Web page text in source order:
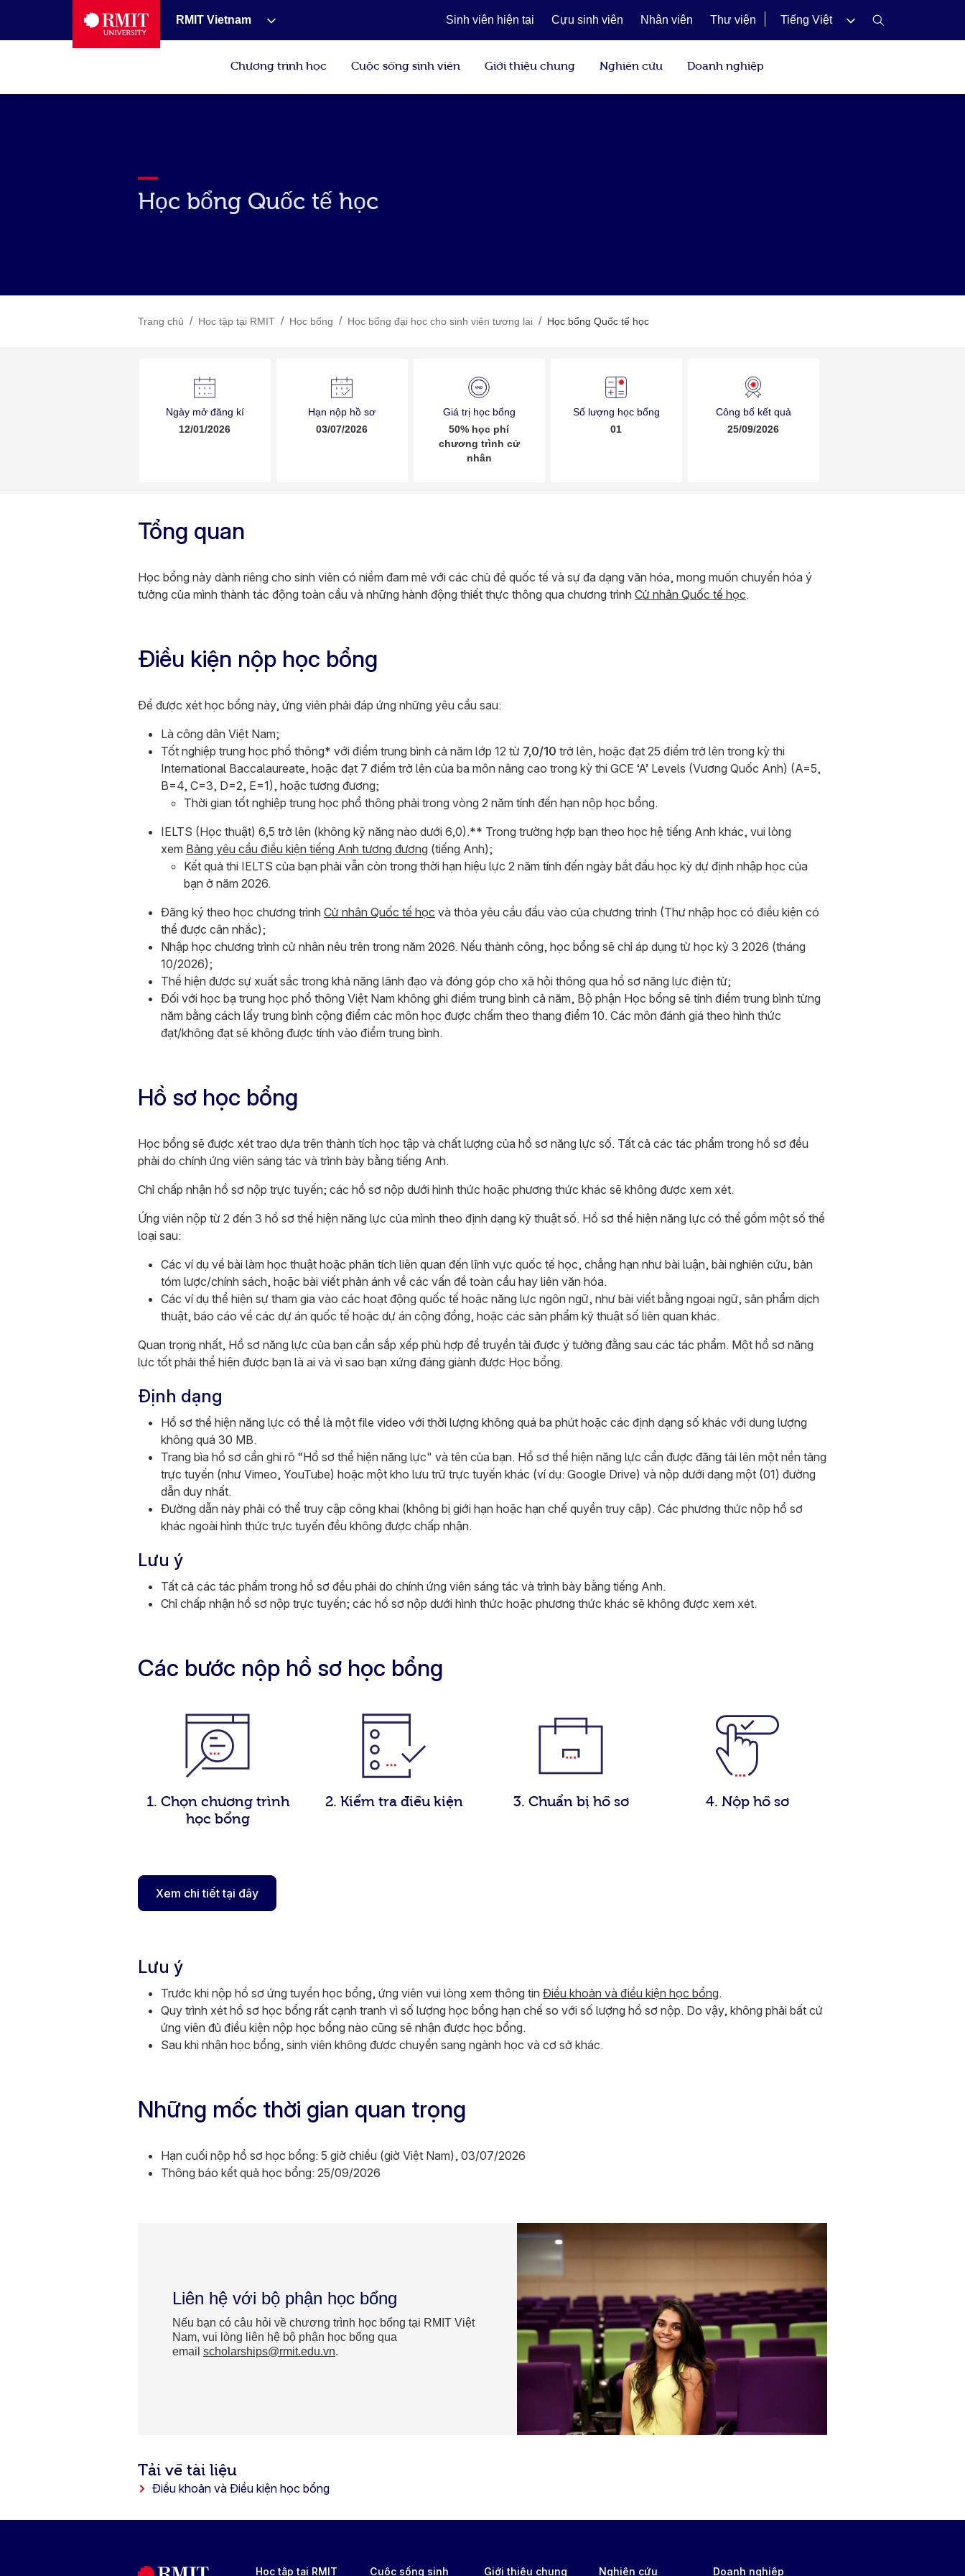
RMIT Vietnam Sinh viên hiện tại Cựu sinh viên Nhân viên Thư viện Tiếng Việt
Chương trình học Cuộc sống sinh viên Giới thiệu chung Nghiên cứu Doanh nghiệp
Học bổng Quốc tế học
Trang chủ / Học tập tại RMIT / Học bổng / Học bổng đại học cho sinh viên tương lai / Học bổng Quốc tế học
Ngày mở đăng kí
12/01/2026
Hạn nộp hồ sơ
03/07/2026
Giá trị học bổng
50% học phí
chương trình cử
nhân
Số lượng học bổng
01
Công bố kết quả
25/09/2026
Tổng quan
Học bổng này dành riêng cho sinh viên có niềm đam mê với các chủ đề quốc tế và sự đa dạng văn hóa, mong muốn chuyển hóa ý
tưởng của mình thành tác động toàn cầu và những hành động thiết thực thông qua chương trình Cử nhân Quốc tế học.
Điều kiện nộp học bổng
Để được xét học bổng này, ứng viên phải đáp ứng những yêu cầu sau:
Là công dân Việt Nam;
Tốt nghiệp trung học phổ thông* với điểm trung bình cả năm lớp 12 từ 7,0/10 trở lên, hoặc đạt 25 điểm trở lên trong kỳ thi
International Baccalaureate, hoặc đạt 7 điểm trở lên của ba môn nâng cao trong kỳ thi GCE ‘A’ Levels (Vương Quốc Anh) (A=5,
B=4, C=3, D=2, E=1), hoặc tương đương;
Thời gian tốt nghiệp trung học phổ thông phải trong vòng 2 năm tính đến hạn nộp học bổng.
IELTS (Học thuật) 6,5 trở lên (không kỹ năng nào dưới 6,0).** Trong trường hợp bạn theo học hệ tiếng Anh khác, vui lòng
xem Bảng yêu cầu điều kiện tiếng Anh tương đương (tiếng Anh);
Kết quả thi IELTS của bạn phải vẫn còn trong thời hạn hiệu lực 2 năm tính đến ngày bắt đầu học kỳ dự định nhập học của
bạn ở năm 2026.
Đăng ký theo học chương trình Cử nhân Quốc tế học và thỏa yêu cầu đầu vào của chương trình (Thư nhập học có điều kiện có
thể được cân nhắc);
Nhập học chương trình cử nhân nêu trên trong năm 2026. Nếu thành công, học bổng sẽ chỉ áp dụng từ học kỳ 3 2026 (tháng
10/2026);
Thể hiện được sự xuất sắc trong khả năng lãnh đạo và đóng góp cho xã hội thông qua hồ sơ năng lực điện tử;
Đối với học bạ trung học phổ thông Việt Nam không ghi điểm trung bình cả năm, Bộ phận Học bổng sẽ tính điểm trung bình từng
năm bằng cách lấy trung bình cộng điểm các môn học được chấm theo thang điểm 10. Các môn đánh giá theo hình thức
đạt/không đạt sẽ không được tính vào điểm trung bình.
Hồ sơ học bổng
Học bổng sẽ được xét trao dựa trên thành tích học tập và chất lượng của hồ sơ năng lực số. Tất cả các tác phẩm trong hồ sơ đều
phải do chính ứng viên sáng tác và trình bày bằng tiếng Anh.
Chỉ chấp nhận hồ sơ nộp trực tuyến; các hồ sơ nộp dưới hình thức hoặc phương thức khác sẽ không được xem xét.
Ứng viên nộp từ 2 đến 3 hồ sơ thể hiện năng lực của mình theo định dạng kỹ thuật số. Hồ sơ thể hiện năng lực có thể gồm một số thể
loại sau:
Các ví dụ về bài làm học thuật hoặc phân tích liên quan đến lĩnh vực quốc tế học, chẳng hạn như bài luận, bài nghiên cứu, bản
tóm lược/chính sách, hoặc bài viết phản ánh về các vấn đề toàn cầu hay liên văn hóa.
Các ví dụ thể hiện sự tham gia vào các hoạt động quốc tế hoặc năng lực ngôn ngữ, như bài viết bằng ngoại ngữ, sản phẩm dịch
thuật, báo cáo về các dự án quốc tế hoặc dự án cộng đồng, hoặc các sản phẩm kỹ thuật số liên quan khác.
Quan trọng nhất, Hồ sơ năng lực của bạn cần sắp xếp phù hợp để truyền tải được ý tưởng đằng sau các tác phẩm. Một hồ sơ năng
lực tốt phải thể hiện được bạn là ai và vì sao bạn xứng đáng giành được Học bổng.
Định dạng
Hồ sơ thể hiện năng lực có thể là một file video với thời lượng không quá ba phút hoặc các định dạng số khác với dung lượng
không quá 30 MB.
Trang bìa hồ sơ cần ghi rõ “Hồ sơ thể hiện năng lực" và tên của bạn. Hồ sơ thể hiện năng lực cần được đăng tải lên một nền tảng
trực tuyến (như Vimeo, YouTube) hoặc một kho lưu trữ trực tuyến khác (ví dụ: Google Drive) và nộp dưới dạng một (01) đường
dẫn duy nhất.
Đường dẫn này phải có thể truy cập công khai (không bị giới hạn hoặc hạn chế quyền truy cập). Các phương thức nộp hồ sơ
khác ngoài hình thức trực tuyến đều không được chấp nhận.
Lưu ý
Tất cả các tác phẩm trong hồ sơ đều phải do chính ứng viên sáng tác và trình bày bằng tiếng Anh.
Chỉ chấp nhận hồ sơ nộp trực tuyến; các hồ sơ nộp dưới hình thức hoặc phương thức khác sẽ không được xem xét.
Các bước nộp hồ sơ học bổng
1. Chọn chương trình
học bổng
2. Kiểm tra điều kiện 3. Chuẩn bị hồ sơ 4. Nộp hồ sơ
Xem chi tiết tại đây
Lưu ý
Trước khi nộp hồ sơ ứng tuyển học bổng, ứng viên vui lòng xem thông tin Điều khoản và điều kiện học bổng.
Quy trình xét hồ sơ học bổng rất cạnh tranh vì số lượng học bổng hạn chế so với số lượng hồ sơ nộp. Do vậy, không phải bất cứ
ứng viên đủ điều kiện nộp học bổng nào cũng sẽ nhận được học bổng.
Sau khi nhận học bổng, sinh viên không được chuyển sang ngành học và cơ sở khác.
Những mốc thời gian quan trọng
Hạn cuối nộp hồ sơ học bổng: 5 giờ chiều (giờ Việt Nam), 03/07/2026
Thông báo kết quả học bổng: 25/09/2026
Liên hệ với bộ phận học bổng
Nếu bạn có câu hỏi về chương trình học bổng tại RMIT Việt
Nam, vui lòng liên hệ bộ phận học bổng qua
email scholarships@rmit.edu.vn.
Tải về tài liệu
Điều khoản và Điều kiện học bổng
Học tập tại RMIT Cuộc sống sinh Giới thiệu chung Nghiên cứu Doanh nghiệp